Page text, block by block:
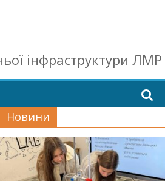
інфраструктури ЛМР
Новини